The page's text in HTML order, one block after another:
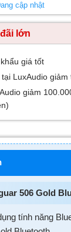
cập nhật
lớn
giá tốt
LuxAudio
giảm
506 Gold
tính năng